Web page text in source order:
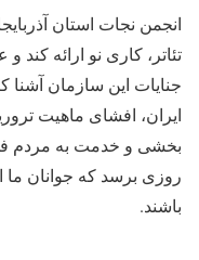
انجمن نجات استان
تئاتر، کاری نو ارائه کند
جنایات این سازمان
ایران، افشای ماهیت
بخشی و خدمت به مردم
روزی برسد که جوانان
باشند.